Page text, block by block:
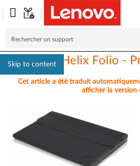
Skip to content
Think Pad Helix Folio -
Cet article a été traduit
afficher la version